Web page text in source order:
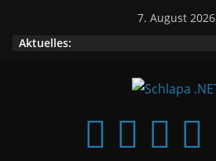
7. August 2026
Aktuelles: